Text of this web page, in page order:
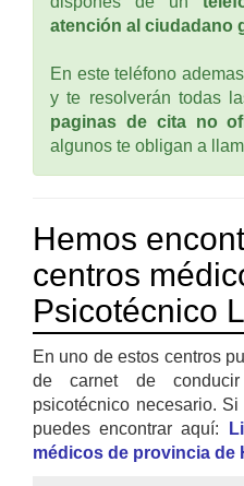
atención al ciudadano
En este teléfono
y te resolverán todas
paginas de cita no
algunos te obligan a
Hemos
centros
Psicotécnico
En uno de estos centros
de carnet de
psicotécnico necesario.
puedes encontrar aquí:
médicos de provincia de